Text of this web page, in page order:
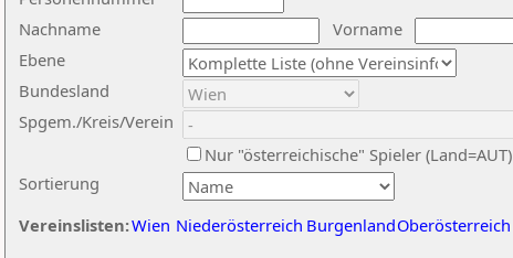
Nachname
Vorname
Ebene
Sortierung
Bundesland
Spgem./Kreis/Verein
Nur "österreichische" Spieler (Land=AUT)
Vereinslisten:Wien Niederösterreich BurgenlandOberösterreich